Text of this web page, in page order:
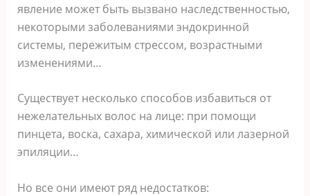
явление может быть вызвано наследственностью,
некоторыми заболеваниями эндокринной
системы, пережитым стрессом, возрастными
изменениями…
Существует несколько способов избавиться от
нежелательных волос на лице: при помощи
пинцета, воска, сахара, химической или лазерной
эпиляции…
Но все они имеют ряд недостатков: